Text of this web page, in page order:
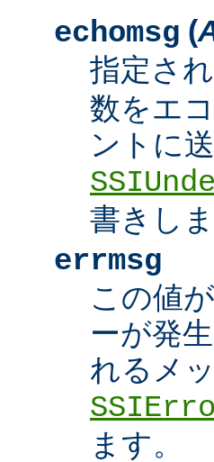
echomsg (
指定さ
数をエ
ントに
書きしま
errmsg
この値
ーが発
れるメ
ます。